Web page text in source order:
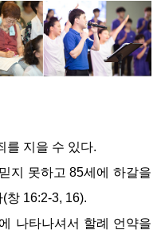
를 지을 수 있다.
지 못하고85세에 하갈을
(창 16:2-3, 16).
나타나셔서 할례 언약을